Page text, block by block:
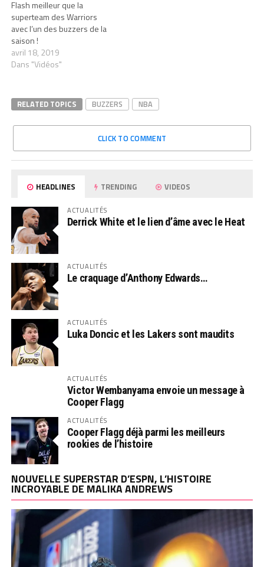
Flash meilleur que la
superteam des Warriors
avec l’un des buzzers de la
saison !
avril 18, 2019
Dans "Vidéos"
RELATED TOPICS BUZZERS NBA
CLICK TO COMMENT
HEADLINES TRENDING VIDEOS
ACTUALITÉS
Derrick White et le lien d’âme avec le Heat
ACTUALITÉS
Le craquage d’Anthony Edwards…
ACTUALITÉS
Luka Doncic et les Lakers sont maudits
ACTUALITÉS
Victor Wembanyama envoie un message à
Cooper Flagg
ACTUALITÉS
Cooper Flagg déjà parmi les meilleurs
rookies de l’histoire
NOUVELLE SUPERSTAR D’ESPN, L’HISTOIRE
INCROYABLE DE MALIKA ANDREWS